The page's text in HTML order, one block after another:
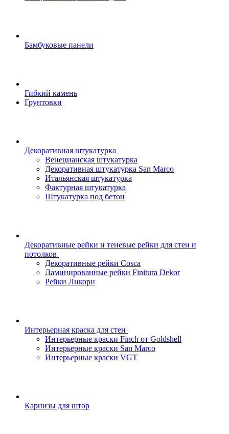
Бамбуковые панели
Гибкий камень
Грунтовки
Декоративная штукатурка
Венецианская штукатурка
Декоративная штукатурка San Marco
Итальянская штукатурка
Фактурная штукатурка
Штукатурка под бетон
Декоративные рейки и теневые рейки для стен и
потолков
Декоративные рейки Cosca
Ламинированные рейки Finitura Dekor
Рейки Ликорн
Интерьерная краска для стен
Интерьерные краски Finch от Goldshell
Интерьерные краски San Marco
Интерьерные краски VGT
Карнизы для штор